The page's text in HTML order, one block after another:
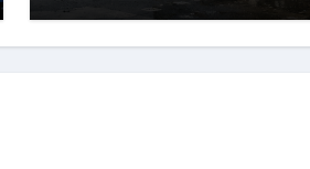
ド】アジア最安1万円台＆ハワイ朝
ル完全ガイド：国内航空券＋ホテル